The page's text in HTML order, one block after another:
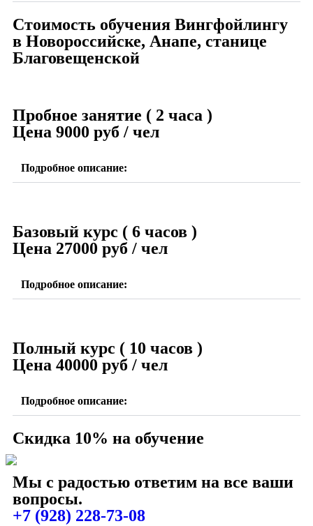
Стоимость обучения Вингфойлингу
в Новороссийске, Анапе, станице
Благовещенской
Пробное занятие ( 2 часа )
Цена 9000 руб / чел
Подробное описание:
Базовый курс ( 6 часов )
Цена 27000 руб / чел
Подробное описание:
Полный курс ( 10 часов )
Цена 40000 руб / чел
Подробное описание:
Скидка 10% на обучение
Мы с радостью ответим на все ваши
вопросы.
+7 (928) 228-73-08